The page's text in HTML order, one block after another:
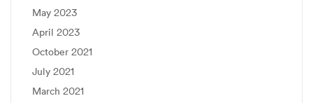
May 2023
April 2023
October 2021
July 2021
March 2021